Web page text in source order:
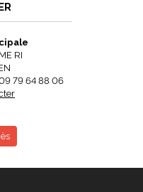
RI
79 64 88 06